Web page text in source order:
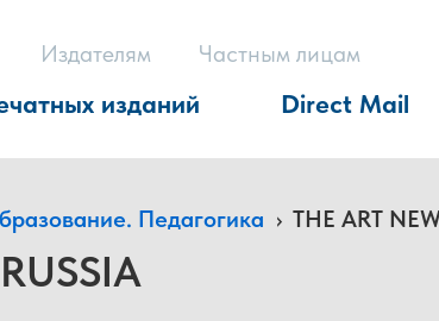
Издателям Частным лицам
изданий Direct Mail
Педагогика › THE ART